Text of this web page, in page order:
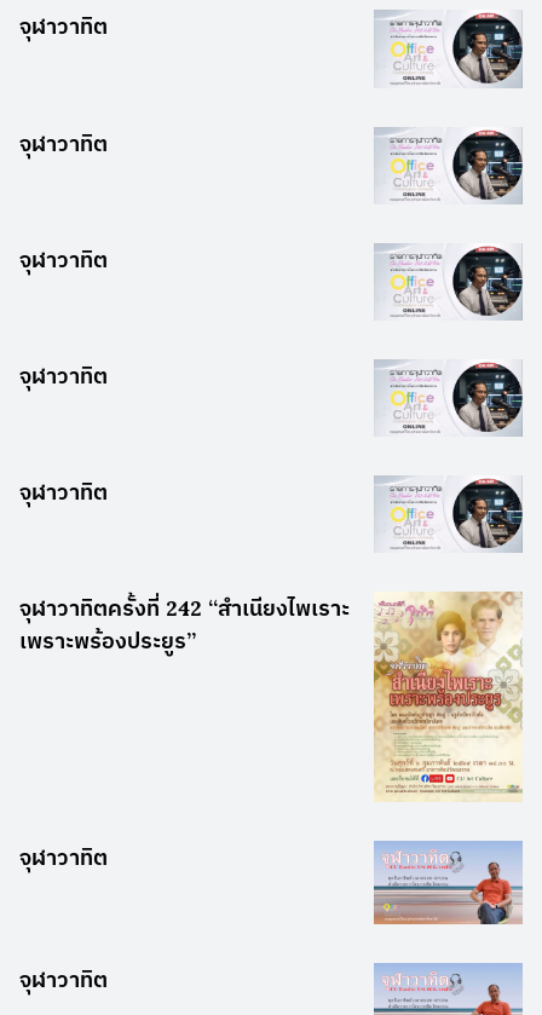
จุฬาวาทิต
จุฬาวาทิต
จุฬาวาทิต
จุฬาวาทิต
จุฬาวาทิต
จุฬาวาทิตครั้งที่ 242 “สำเนียงไพเราะ
เพราะพร้องประยูร”
จุฬาวาทิต
จุฬาวาทิต